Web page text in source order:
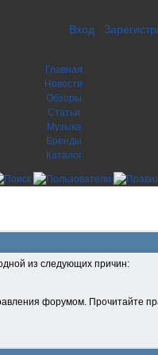
Вход
Главная
Новости
Обзоры
Статьи
Музыка
Бренды
Каталог
из следующих причин:
форумом. Прочитайте